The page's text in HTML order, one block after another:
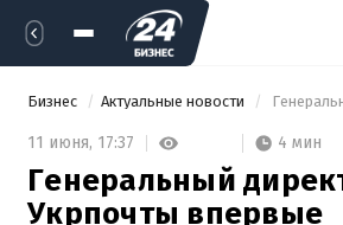
Бизнес Актуальные новости
11 июня, 17:37 4 мин
Генеральный
Укрпочты впервые